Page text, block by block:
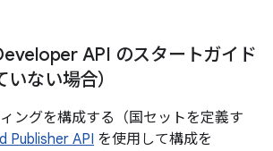
API のスタートガイド
いない場合）
ングを構成する（国セットを定義す
Publisher API を使用して構成を